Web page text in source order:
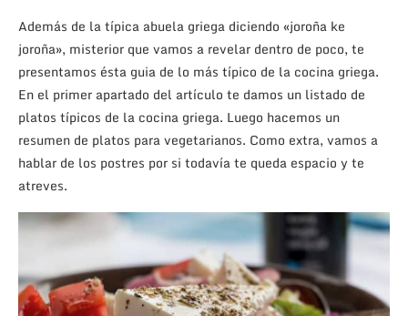
Además de la típica abuela griega diciendo «joroña ke
joroña», misterior que vamos a revelar dentro de poco, te
presentamos ésta guia de lo más típico de la cocina griega.
En el primer apartado del artículo te damos un listado de
platos típicos de la cocina griega. Luego hacemos un
resumen de platos para vegetarianos. Como extra, vamos a
hablar de los postres por si todavía te queda espacio y te
atreves.